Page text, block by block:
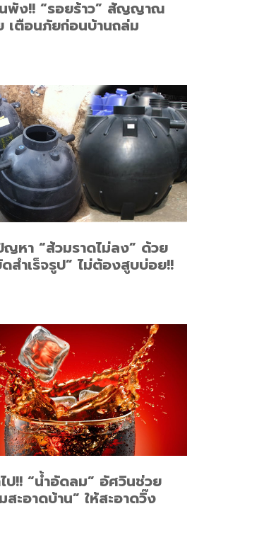
นพัง!! “รอยร้าว” สัญญาณ
เตือนภัยก่อนบ้านถล่ม
ญหา “ส้วมราดไม่ลง” ด้วย
สำเร็จรูป” ไม่ต้องสูบบ่อย!!
ป!! “น้ำอัดลม” อัศวินช่วย
สะอาดบ้าน” ให้สะอาดวิ๊ง